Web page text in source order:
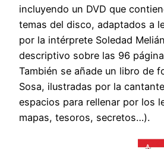
incluyendo un DVD que
temas del disco, adaptados a
por la intérprete Soledad
descriptivo sobre las 96
También se añade un libro de
Sosa, ilustradas por la
espacios para rellenar por los
mapas, tesoros, secretos…).